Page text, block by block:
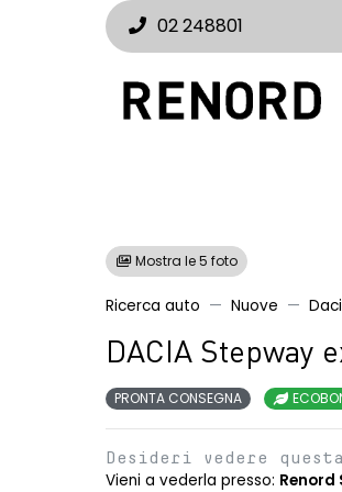
02 248801
Mostra le 5 foto
Ricerca auto Nuove
DACIA Stepway
PRONTA CONSEGNA
Desideri vedere
Vieni a vederla presso: Renord